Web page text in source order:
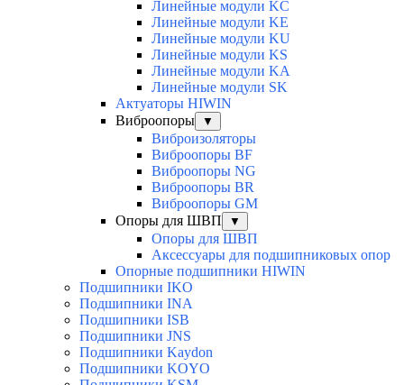
Линейные модули KC
Линейные модули KE
Линейные модули KU
Линейные модули KS
Линейные модули KA
Линейные модули SK
Актуаторы HIWIN
Виброопоры
▼
Виброизоляторы
Виброопоры BF
Виброопоры NG
Виброопоры BR
Виброопоры GM
Опоры для ШВП
▼
Опоры для ШВП
Аксессуары для подшипниковых опор
Опорные подшипники HIWIN
Подшипники IKO
Подшипники INA
Подшипники ISB
Подшипники JNS
Подшипники Kaydon
Подшипники KOYO